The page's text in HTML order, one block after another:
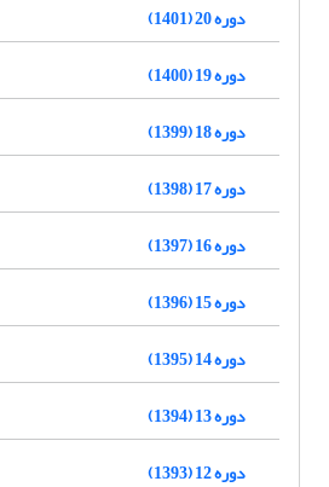
دوره 20 (1401)
دوره 19 (1400)
دوره 18 (1399)
دوره 17 (1398)
دوره 16 (1397)
دوره 15 (1396)
دوره 14 (1395)
دوره 13 (1394)
دوره 12 (1393)